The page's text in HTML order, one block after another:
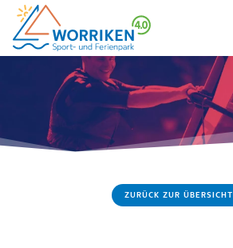
ZURÜCK ZUR ÜBERSICHT